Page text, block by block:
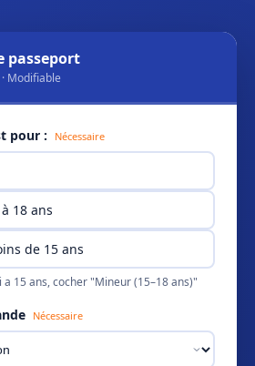
passeport
Modifiable
pour : Nécessaire
18 ans
de 15 ans
15 ans, cocher "Mineur (15–18 ans)"
Nécessaire